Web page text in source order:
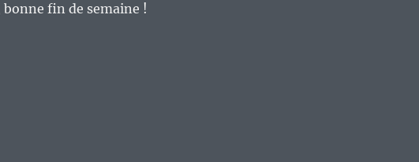
bonne fin de semaine !